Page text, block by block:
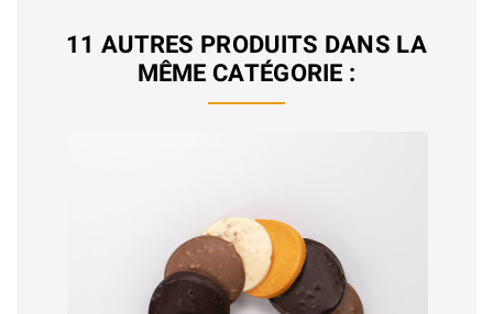
11 AUTRES PRODUITS DANS LA
MÊME CATÉGORIE :